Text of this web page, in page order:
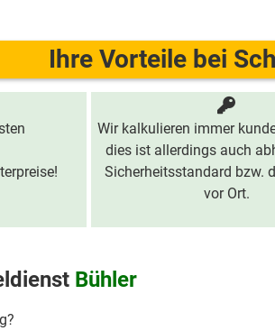
Ihre Vorteile bei
Wir kalkulieren immer
dies ist allerdings auch
Sicherheitsstandard bzw.
vor Ort.
Bühler